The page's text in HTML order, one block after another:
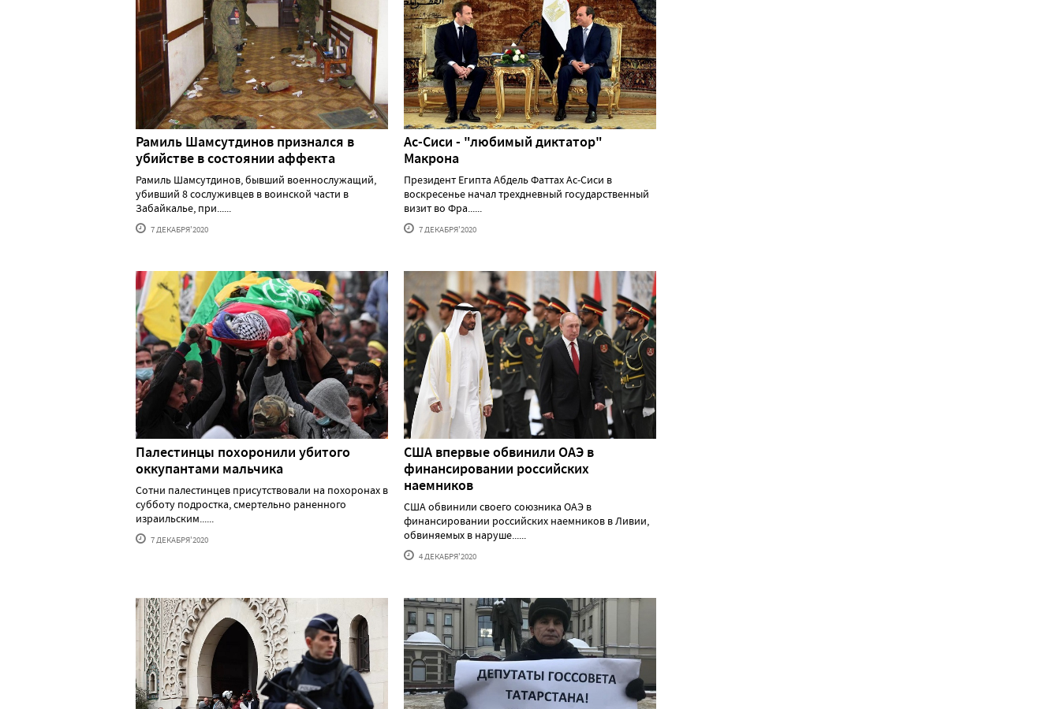
Рамиль Шамсутдинов признался в
убийстве в состоянии аффекта
Рамиль Шамсутдинов, бывший военнослужащий,
убивший 8 сослуживцев в воинской части в
Забайкалье, при......
7 ДЕКАБРЯ'2020
Ас-Сиси - "любимый диктатор"
Макрона
Президент Египта Абдель Фаттах Ас-Сиси в
воскресенье начал трехдневный государственный
визит во Фра......
7 ДЕКАБРЯ'2020
Палестинцы похоронили убитого
оккупантами мальчика
Сотни палестинцев присутствовали на похоронах в
субботу подростка, смертельно раненного
израильским......
7 ДЕКАБРЯ'2020
США впервые обвинили ОАЭ в
финансировании российских
наемников
США обвинили своего союзника ОАЭ в
финансировании российских наемников в Ливии,
обвиняемых в наруше......
4 ДЕКАБРЯ'2020